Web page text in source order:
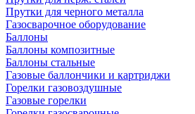
Прутки для черного металла
Газосварочное оборудование
Баллоны
Баллоны композитные
Баллоны стальные
Газовые баллончики и картриджи
Горелки газовоздушные
Газовые горелки